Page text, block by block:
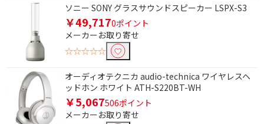
ソニー SONY グラスサウンドスピーカー LSPX-S3
￥49,7170ポイント
メーカーお取り寄せ
☆☆☆☆☆
オーディオテクニカ audio-technica ワイヤレスヘ
ッドホン ホワイト ATH-S220BT-WH
￥5,067506ポイント
メーカーお取り寄せ
ドア数で絞り込む
電源方式で絞り込む
コード式
AC電源
USB電源